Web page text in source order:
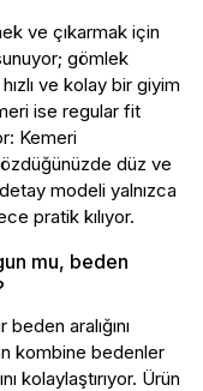
ve çıkarmak için
gömlek
ve kolay bir giyim
ise regular fit
Kemeri
düz ve
modeli yalnızca
pratik kılıyor.
mu, beden
aralığını
kombine bedenler
kolaylaştırıyor. Ürün